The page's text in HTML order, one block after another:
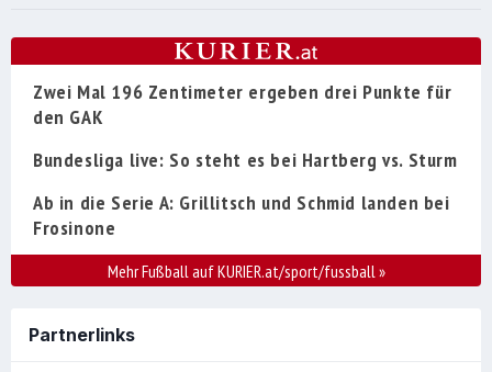
Zwei Mal 196 Zentimeter ergeben drei Punkte für
den GAK
Bundesliga live: So steht es bei Hartberg vs. Sturm
Ab in die Serie A: Grillitsch und Schmid landen bei
Frosinone
Mehr Fußball auf KURIER.at/sport/fussball»
Partnerlinks